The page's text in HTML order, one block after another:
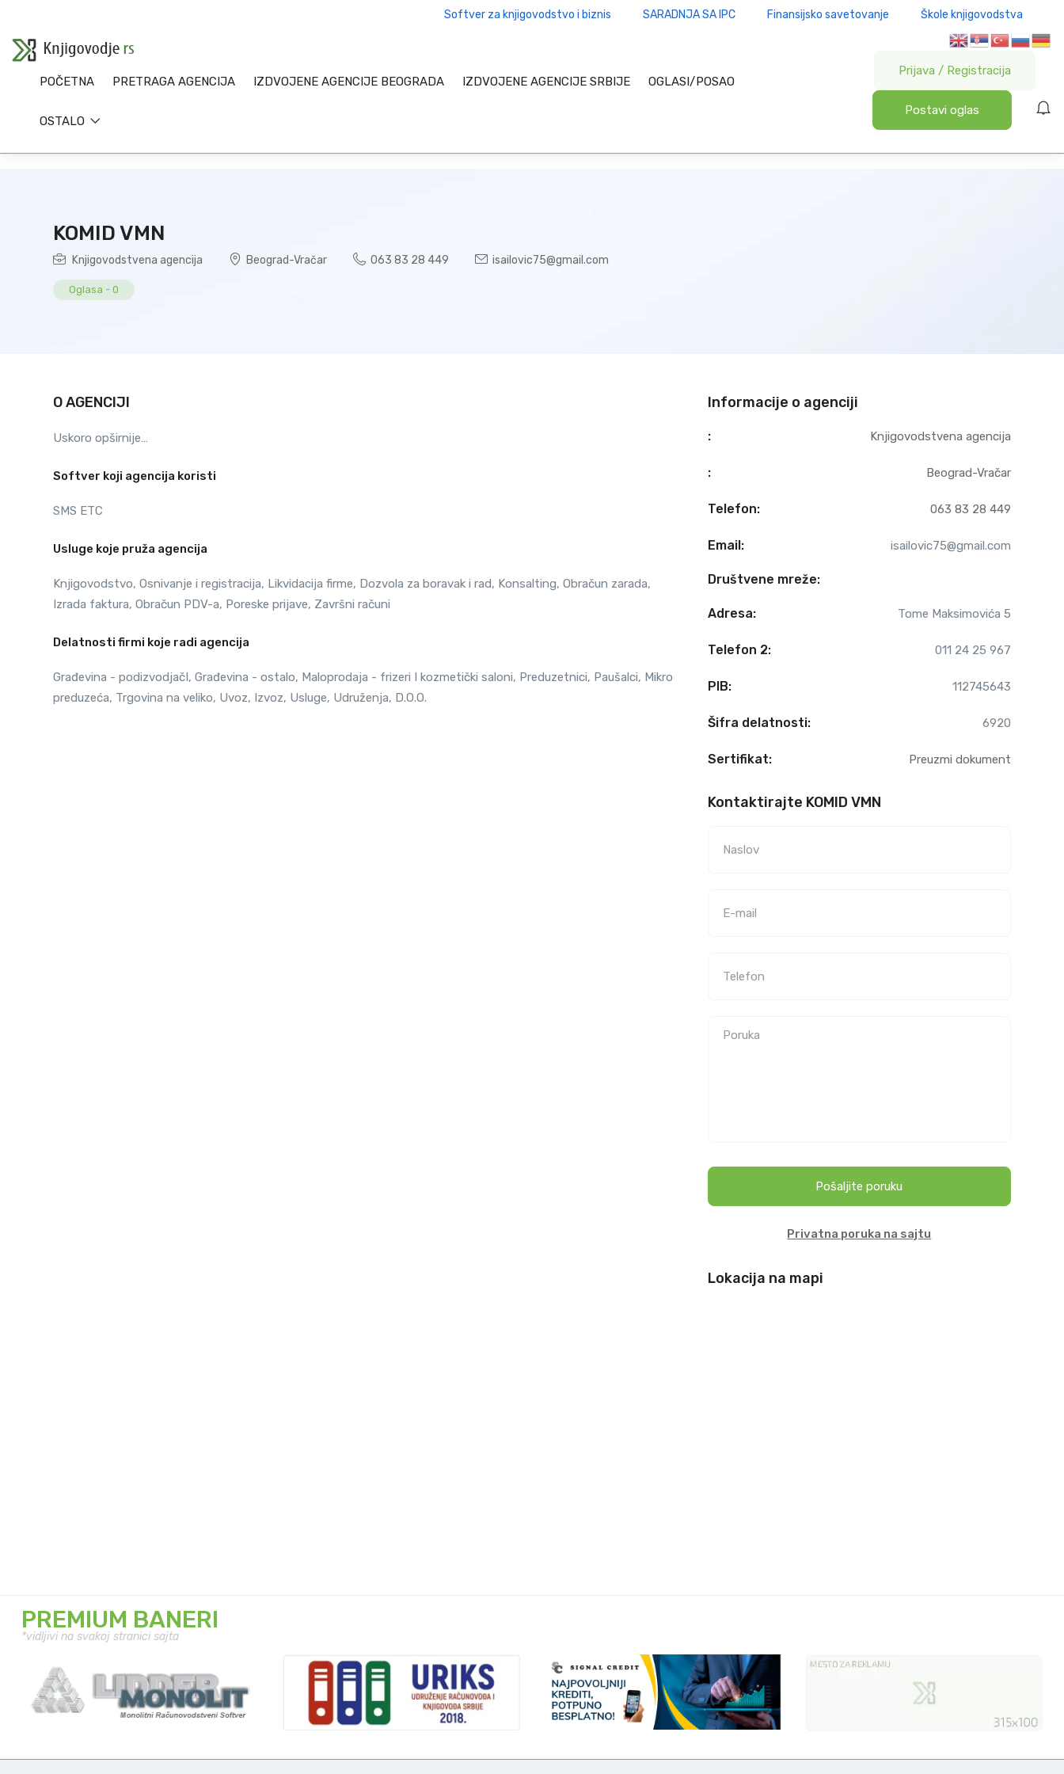
Softver za knjigovodstvo i biznis SARADNJA SA IPC Finansijsko savetovanje Škole knjigovodstva
POČETNA PRETRAGA AGENCIJA IZDVOJENE AGENCIJE BEOGRADA IZDVOJENE AGENCIJE SRBIJE OGLASI/POSAO
OSTALO
Prijava / Registracija
Postavi oglas
KOMID VMN
Knjigovodstvena agencija Beograd-Vračar 063 83 28 449 isailovic75@gmail.com
Oglasa - 0
O AGENCIJI
Uskoro opširnije…
Softver koji agencija koristi
SMS ETC
Usluge koje pruža agencija
Knjigovodstvo, Osnivanje i registracija, Likvidacija firme, Dozvola za boravak i rad, Konsalting, Obračun zarada,
Izrada faktura, Obračun PDV-a, Poreske prijave, Završni računi
Delatnosti firmi koje radi agencija
Građevina - podizvodjačI, Građevina - ostalo, Maloprodaja - frizeri I kozmetički saloni, Preduzetnici, Paušalci, Mikro
preduzeća, Trgovina na veliko, Uvoz, Izvoz, Usluge, Udruženja, D.O.O.
Informacije o agenciji
: Knjigovodstvena agencija
: Beograd-Vračar
Telefon: 063 83 28 449
Email: isailovic75@gmail.com
Društvene mreže:
Adresa: Tome Maksimovića 5
Telefon 2: 011 24 25 967
PIB: 112745643
Šifra delatnosti: 6920
Sertifikat: Preuzmi dokument
Kontaktirajte KOMID VMN
Pošaljite poruku
Privatna poruka na sajtu
Lokacija na mapi
PREMIUM BANERI
*vidljivi na svakoj stranici sajta